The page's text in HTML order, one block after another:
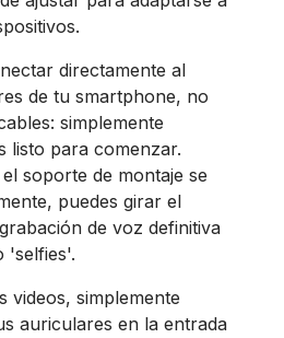
directamente al
de tu smartphone, no
simplemente
listo para comenzar.
soporte de montaje se
puedes girar el
de voz definitiva
'selfies'.
videos, simplemente
auriculares en la entrada